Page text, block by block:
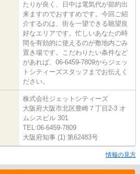
たりが良く、日中は電気代が節約出
来ますのでおすすめです。今回ご紹
介するのは、街を一望できる眺望良
好なエリアです。忙しいあなたの時
間を有効的に使えるのが敷地内ごみ
置き場です。こだわりたい条件など
があれば、06-6459-7809からジェッ
トシティーズスタッフまでお伝えく
ださい。
株式会社ジェットシティーズ
大阪府大阪市北区豊崎７丁目2-3 オ
ムシスビル 301
TEL:06-6459-7809
大阪府知事 (1) 第62483号
情報の見方